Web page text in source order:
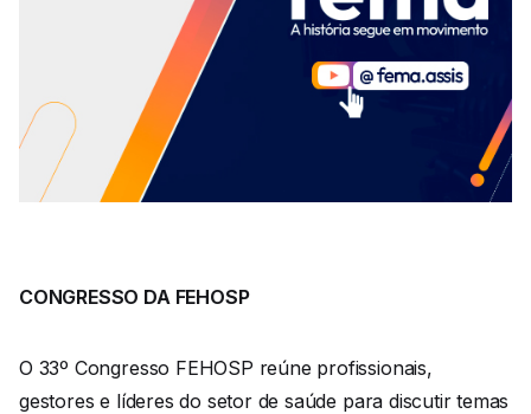
CONGRESSO DA FEHOSP
O 33º Congresso FEHOSP reúne profissionais,
gestores e líderes do setor de saúde para discutir temas